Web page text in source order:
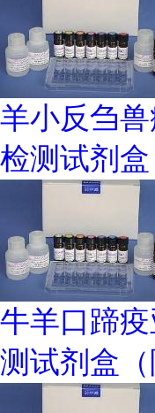
羊小反刍
检测试剂盒
牛羊口蹄
测试剂盒（